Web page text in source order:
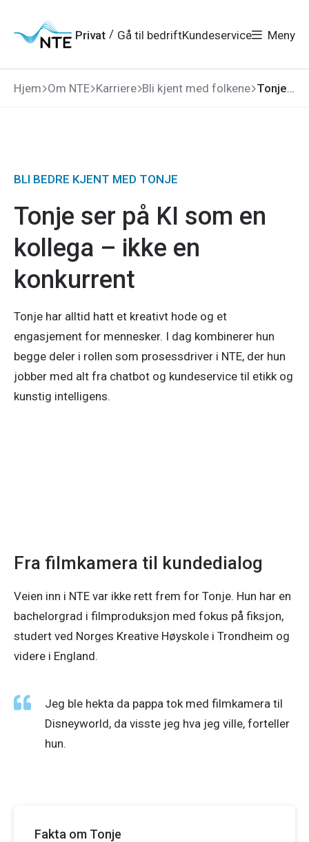
hovedmeny
søk
hovedinnhold
bunnområde
Privat / Gå til bedriftKundeservice Meny
Hjem Om NTE Karriere Bli kjent med folkene Tonje ser på KI som en kollega – ikke en konkurrent
BLI BEDRE KJENT MED TONJE
Tonje ser på KI som en
kollega – ikke en
konkurrent
Tonje har alltid hatt et kreativt hode og et
engasjement for mennesker. I dag kombinerer hun
begge deler i rollen som prosessdriver i NTE, der hun
jobber med alt fra chatbot og kundeservice til etikk og
kunstig intelligens.
Fra filmkamera til kundedialog
Veien inn i NTE var ikke rett frem for Tonje. Hun har en
bachelorgrad i filmproduksjon med fokus på fiksjon,
studert ved Norges Kreative Høyskole i Trondheim og
videre i England.
Jeg ble hekta da pappa tok med filmkamera til
Disneyworld, da visste jeg hva jeg ville, forteller
hun.
Fakta om Tonje